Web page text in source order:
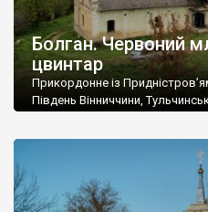
Болган. Червоний
цвинтар
Прикордонне із
Південь Вінниччини,
старовинний цвинтар із
збереглися, написані
мовою. За всіма традиційними
український. Хрести